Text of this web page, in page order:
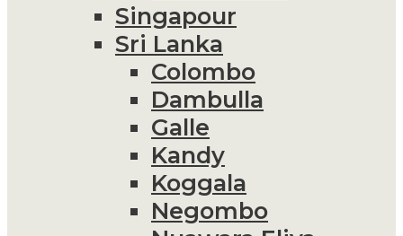
Singapour
Sri Lanka
Colombo
Dambulla
Galle
Kandy
Koggala
Negombo